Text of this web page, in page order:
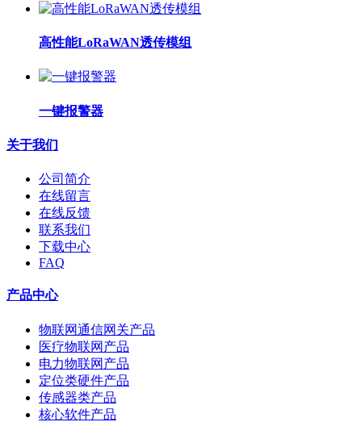
高性能LoRaWAN透传模组
一键报警器
关于我们
公司简介
在线留言
在线反馈
联系我们
下载中心
FAQ
产品中心
物联网通信网关产品
医疗物联网产品
电力物联网产品
定位类硬件产品
传感器类产品
核心软件产品